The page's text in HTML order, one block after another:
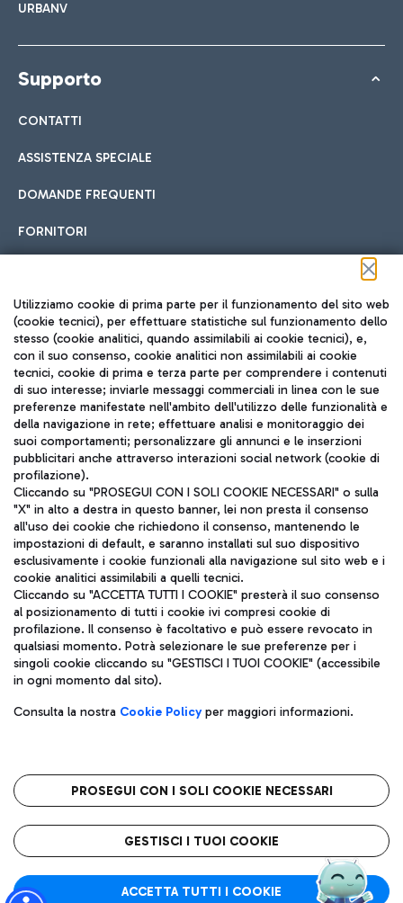
URBANV
Supporto
CONTATTI
ASSISTENZA SPECIALE
DOMANDE FREQUENTI
FORNITORI
Seguici sui social
TRAVEL JOURNAL
ITA
Aeroporti di Roma S.p.A. - Società soggetta a direzione e
coordinamento di Mundys S.p.A.
Codice fiscale e Registro delle Imprese di Roma 13032990155 P.
IVA 06572251004
Capitale sociale 62.224.743,00 int. vers.
Sede legale: Via Pier Paolo Racchetti 1 - 00054 Fiumicino (RM)
telefono +39 06 65951
Privacy policy
Note legali
Roma FCO
L'aeroporto stellato
Utilizziamo cookie di prima parte per il funzionamento del sito web
(cookie tecnici), per effettuare statistiche sul funzionamento dello
stesso (cookie analitici, quando assimilabili ai cookie tecnici), e,
con il suo consenso, cookie analitici non assimilabili ai cookie
tecnici, cookie di prima e terza parte per comprendere i contenuti
di suo interesse; inviarle messaggi commerciali in linea con le sue
preferenze manifestate nell'ambito dell'utilizzo delle funzionalità e
della navigazione in rete; effettuare analisi e monitoraggio dei
suoi comportamenti; personalizzare gli annunci e le inserzioni
pubblicitari anche attraverso interazioni social network (cookie di
profilazione).
Cliccando su "PROSEGUI CON I SOLI COOKIE NECESSARI" o sulla
"X" in alto a destra in questo banner, lei non presta il consenso
all'uso dei cookie che richiedono il consenso, mantenendo le
impostazioni di default, e saranno installati sul suo dispositivo
esclusivamente i cookie funzionali alla navigazione sul sito web e i
cookie analitici assimilabili a quelli tecnici.
Cliccando su "ACCETTA TUTTI I COOKIE" presterà il suo consenso
al posizionamento di tutti i cookie ivi compresi cookie di
profilazione. Il consenso è facoltativo e può essere revocato in
qualsiasi momento. Potrà selezionare le sue preferenze per i
singoli cookie cliccando su "GESTISCI I TUOI COOKIE" (accessibile
in ogni momento dal sito).
Consulta la nostra Cookie Policyper maggiori informazioni.
PROSEGUI CON I SOLI COOKIE NECESSARI
GESTISCI I TUOI COOKIE
ACCETTA TUTTI I COOKIE